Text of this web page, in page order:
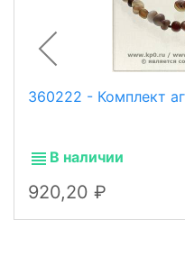
360222 - Комплект
В наличии
920,20